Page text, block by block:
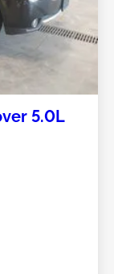
5.0L